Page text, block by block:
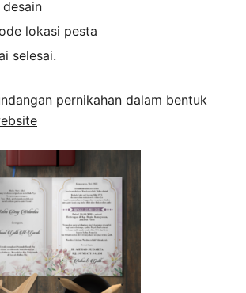
desain
lokasi pesta
selesai.
pernikahan dalam bentuk